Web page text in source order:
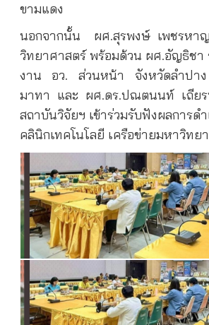
ขามแดง
นอกจากนั้น
ผศ.สุรพงษ์ เพชรห
วิทยาศาสตร์ พร้อมด้วน ผศ.อัญธิชา
งาน อว. ส่วนหน้า จังหวัดลำปาง
มาทา และ ผศ.ดร.ปณตนนท์ เถีย
สถาบันวิจัยฯ เข้าร่วมรับฟังผลการด
คลินิกเทคโนโลยี เครือข่ายมหาวิทย